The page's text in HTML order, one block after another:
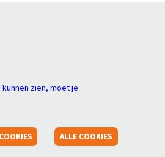
zien, moet je
ALLE COOKIES